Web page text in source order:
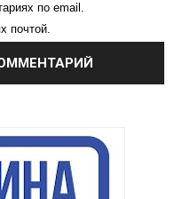
по email.
почтой.